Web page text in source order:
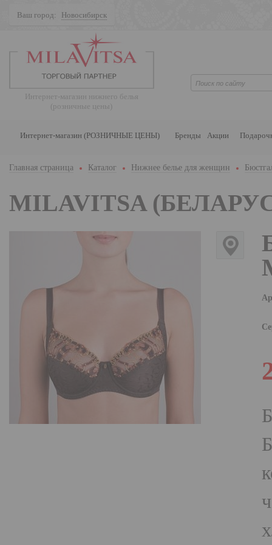
Ваш город: Новосибирск
Интернет-магазин нижнего белья
(розничные цены)
Интернет-магазин (РОЗНИЧНЫЕ ЦЕНЫ) Бренды Акции
Главная страница Каталог Нижнее белье для женщин
MILAVITSA